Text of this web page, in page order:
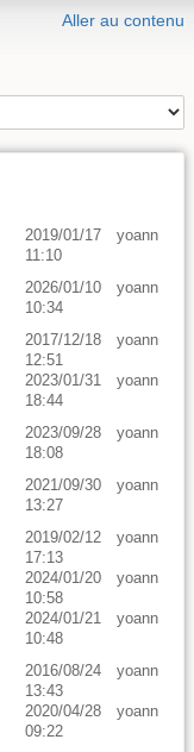
Aller au contenu
2019/01/17
11:10
yoann
2026/01/10
10:34
yoann
2017/12/18
12:51
yoann
2023/01/31
18:44
yoann
2023/09/28
18:08
yoann
2021/09/30
13:27
yoann
2019/02/12
17:13
yoann
2024/01/20
10:58
yoann
2024/01/21
10:48
yoann
2016/08/24
13:43
yoann
2020/04/28
09:22
yoann